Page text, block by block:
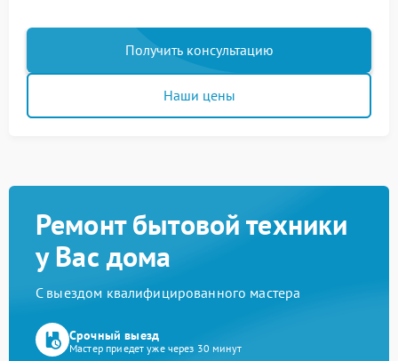
Получить консультацию
Наши цены
Ремонт бытовой техники
у Вас дома
С выездом квалифицированного мастера
Срочный выезд
Мастер приедет уже через 30 минут